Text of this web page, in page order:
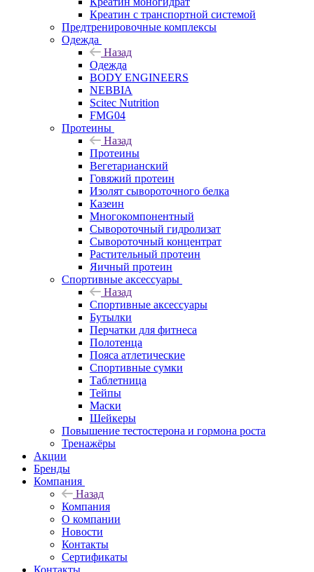
Креатин с транспортной системой
Предтренировочные комплексы
Одежда
Назад
Одежда
BODY ENGINEERS
NEBBIA
Scitec Nutrition
FMG04
Протеины
Назад
Протеины
Вегетарианский
Говяжий протеин
Изолят сывороточного белка
Казеин
Многокомпонентный
Сывороточный гидролизат
Сывороточный концентрат
Растительный протеин
Яичный протеин
Спортивные аксессуары
Назад
Спортивные аксессуары
Бутылки
Перчатки для фитнеса
Полотенца
Пояса атлетические
Спортивные сумки
Таблетница
Тейпы
Маски
Шейкеры
Повышение тестостерона и гормона роста
Тренажёры
Акции
Бренды
Компания
Назад
Компания
О компании
Новости
Контакты
Сертификаты
Контакты